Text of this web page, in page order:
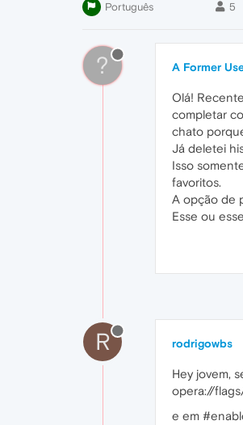
Português 5
? A Former
Olá!
completar
chato
Já deletei
Isso
favoritos.
A opção de
Esse ou
R rodrigowbs
Hey jovem,
opera://
e em